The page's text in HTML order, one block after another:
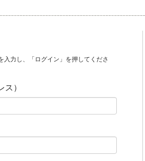
入力し、「ログイン」を押してくださ
）